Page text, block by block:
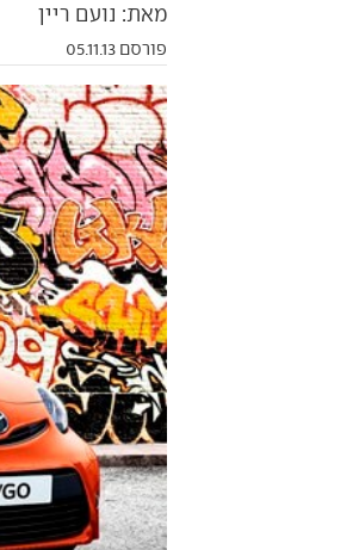
מאת: נועם ריין
פורסם 05.11.13